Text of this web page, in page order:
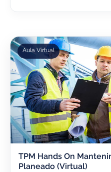
Aula Virtual
TPM Hands On
Planeado (Virtual)